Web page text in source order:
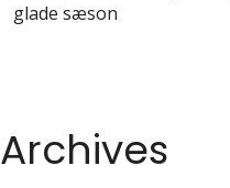
glade sæson
Archives